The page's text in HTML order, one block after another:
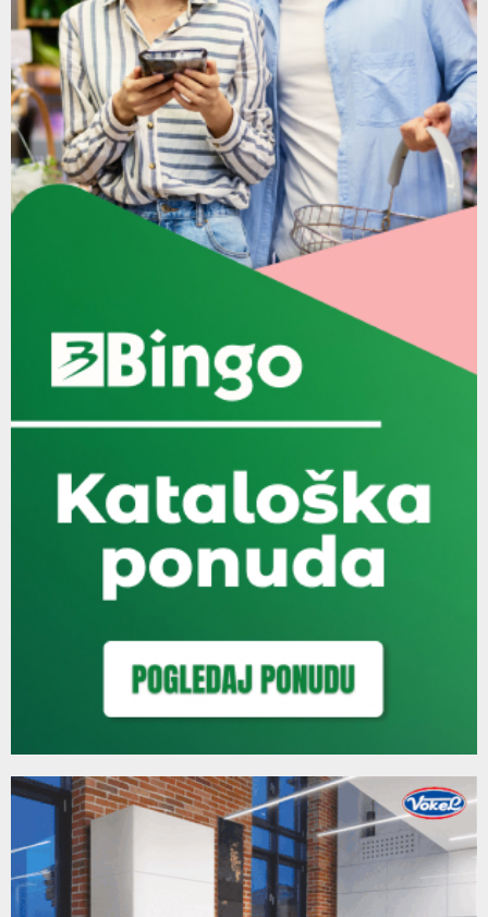
86
Thumbnail
youtube
drugarstvu
09:25
87
Thumbnail
youtube
Današnja gošća bila je dobitnica Svetosavske
nagrade za školsku 2021/2022....
15:14
88
Thumbnail
"Tvoje minute": Razgovarali smo sa nastavnikom
odlikovanih učenika Dobroslavom Slijepčevićem
13:39
Tvoje minute: Upoznali smo Spasoja Kukurića i Vuka
Jankovića, učenike...
Thumbnail
youtube
"Tvoje minute": Sa Andreom Ćurić iz Fondacije "Sveti
05:51
Thumbnail
"Tvoje minute": Upoznali smo jednog od najboljih
sportista iz Trebinja,...
Thumbnail
Gost Padrino radija bio je Boris Režak (AUDIO)
15:13
youtube
Današnja gošća bila je najljepša djevojka Republike
Srpske, Anđela Joksimović
07:51
96
Thumbnail
youtube
Današnji gost bio je trener RK "Leotar" Darko Tavrić
05:29
Thumbnail
youtube
Današnji gost bio je kadindat za najboljeg sportistu
Današnje gošće bile su trener ŽFK "Leotar" Jelena